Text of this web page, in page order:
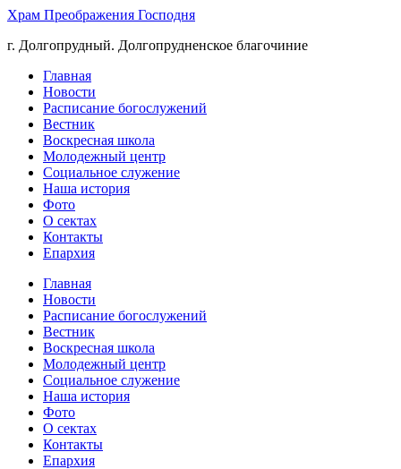
Храм Преображения Господня
г. Долгопрудный. Долгопрудненское благочиние
Главная
Новости
Расписание богослужений
Вестник
Воскресная школа
Молодежный центр
Социальное служение
Наша история
Фото
О сектах
Контакты
Епархия
Главная
Новости
Расписание богослужений
Вестник
Воскресная школа
Молодежный центр
Социальное служение
Наша история
Фото
О сектах
Контакты
Епархия